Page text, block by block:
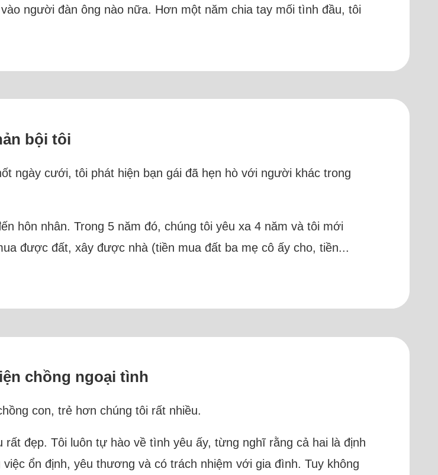
người đàn ông nào nữa. Hơn một năm chia tay mối tình đầu, tôi
bội tôi
ngày cưới, tôi phát hiện bạn gái đã hẹn hò với người khác trong
hôn nhân. Trong 5 năm đó, chúng tôi yêu xa 4 năm và tôi mới
được đất, xây được nhà (tiền mua đất ba mẹ cô ấy cho, tiền...
chồng ngoại tình
con, trẻ hơn chúng tôi rất nhiều.
đẹp. Tôi luôn tự hào về tình yêu ấy, từng nghĩ rằng cả hai là định
ổn định, yêu thương và có trách nhiệm với gia đình. Tuy không